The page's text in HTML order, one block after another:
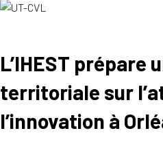
L’IHEST prépare
territoriale sur
l’innovation à